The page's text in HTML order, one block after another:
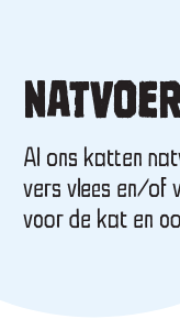
Over Tommie
Contact
Al ons katten
vers vlees en/of
voor de kat en